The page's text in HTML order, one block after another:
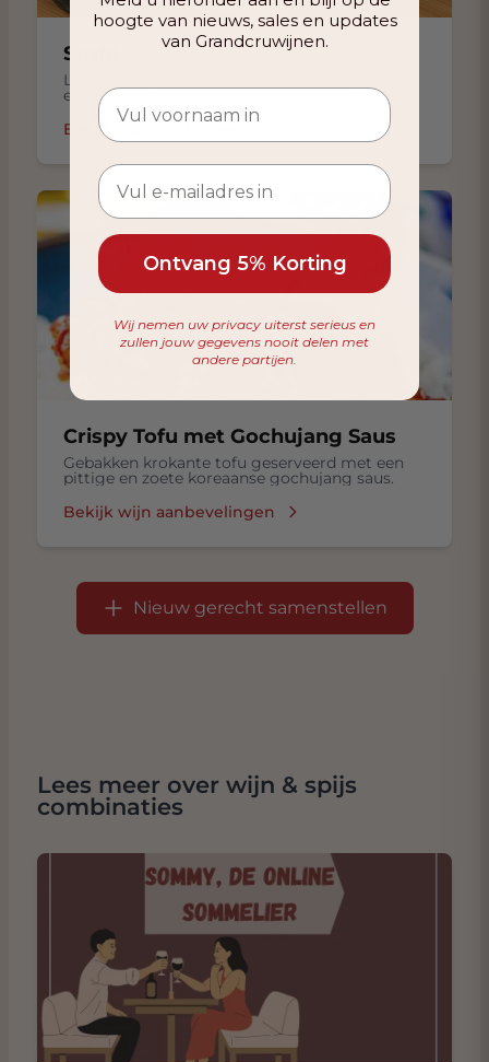
Sushi
Lekkere sushi: Vers gerolde sushi met rijst, vis
en zeewier. In combinatie met Wasabi,
ingelegde gember in een Sojasaus.
Bekijk wijn aanbevelingen
Crispy Tofu met Gochujang Saus
Gebakken krokante tofu geserveerd met een
pittige en zoete koreaanse gochujang saus.
Bekijk wijn aanbevelingen
Nieuw gerecht samenstellen
Lees meer over wijn & spijs
combinaties
hoogte van nieuws, sales en updates
van Grandcruwijnen.
Ontvang 5% Korting
Wij nemen uw privacy uiterst serieus en
zullen jouw gegevens nooit delen met
andere partijen.